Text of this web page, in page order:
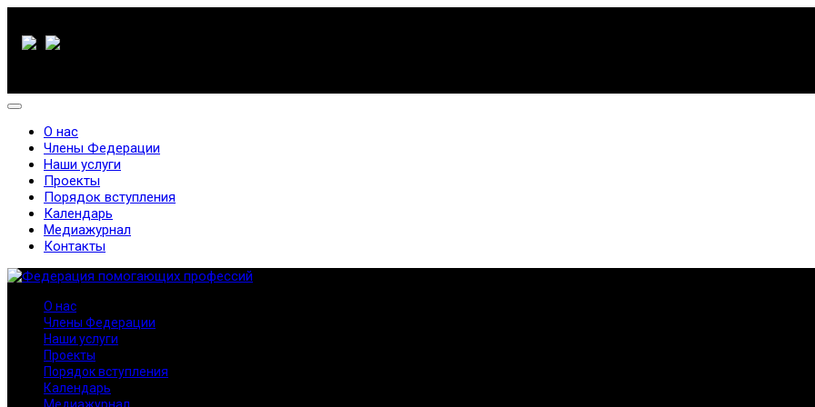
О нас
Члены Федерации
Наши услуги
Проекты
Порядок вступления
Календарь
Медиажурнал
Контакты
О нас
Члены Федерации
Наши услуги
Проекты
Порядок вступления
Календарь